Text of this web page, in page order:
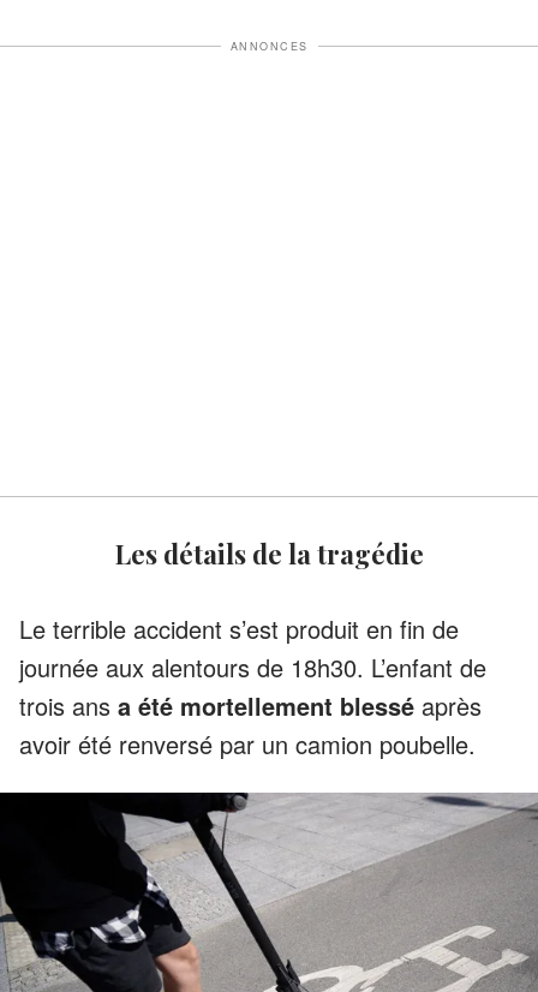
ANNONCES
Les détails de la tragédie
Le terrible accident s’est produit en fin de
journée aux alentours de 18h30. L’enfant de
trois ans a été mortellement blessé après
avoir été renversé par un camion poubelle.